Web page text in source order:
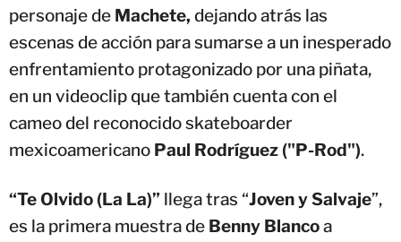
personaje de Machete, dejando atrás las
escenas de acción para sumarse a un inesperado
enfrentamiento protagonizado por una piñata,
en un videoclip que también cuenta con el
cameo del reconocido skateboarder
mexicoamericano Paul Rodríguez ("P-Rod").
“Te Olvido (La La)” llega tras “Joven y Salvaje”,
es la primera muestra de Benny Blancoa